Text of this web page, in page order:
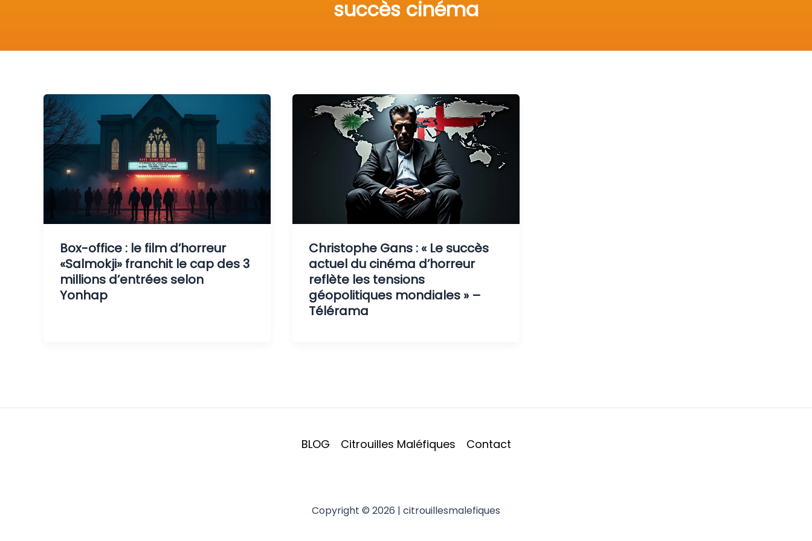
succès cinéma
Box-office : le film d’horreur
«Salmokji» franchit le cap des 3
millions d’entrées selon
Yonhap
Christophe Gans : « Le succès
actuel du cinéma d’horreur
reflète les tensions
géopolitiques mondiales » –
Télérama
BLOG Citrouilles Maléfiques Contact
Copyright © 2026 | citrouillesmalefiques